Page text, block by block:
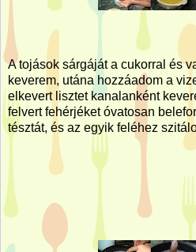
A tojások sárgáját a cukorral és
keverem, utána hozzáadom a
elkevert lisztet kanalanként
felvert fehérjéket óvatosan
tésztát, és az egyik feléhez